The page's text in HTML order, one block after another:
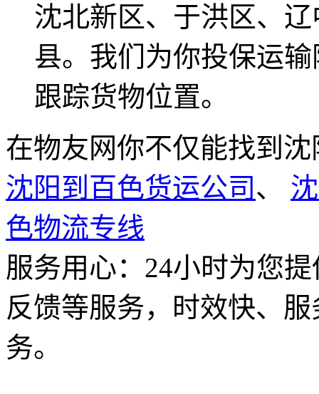
沈北新区、于洪区、
县。我们为你投保运
跟踪货物位置。
在物友网你不仅能找到
沈阳到百色货运公司 、
色物流专线
服务用心： 24小时为您
反馈等服务，时效快、
务。